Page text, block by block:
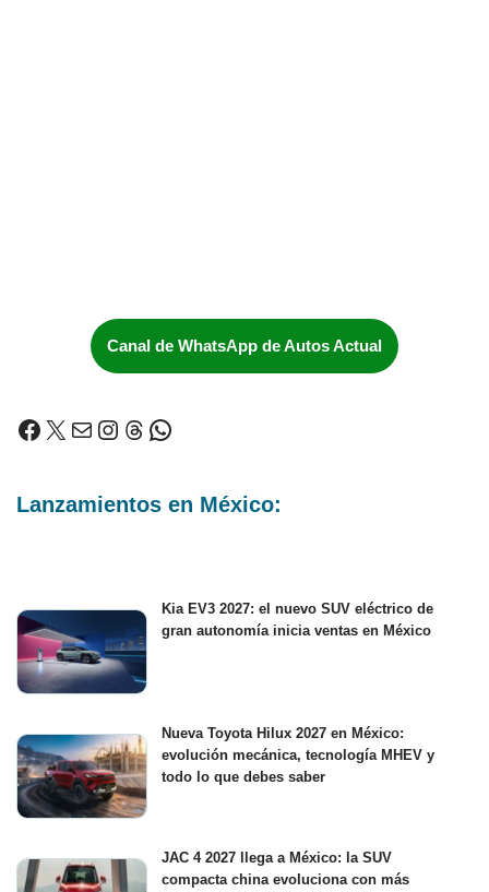
Canal de WhatsApp de Autos Actual
Lanzamientos en México:
Kia EV3 2027: el nuevo SUV eléctrico de
gran autonomía inicia ventas en México
Nueva Toyota Hilux 2027 en México:
evolución mecánica, tecnología MHEV y
todo lo que debes saber
JAC 4 2027 llega a México: la SUV
compacta china evoluciona con más